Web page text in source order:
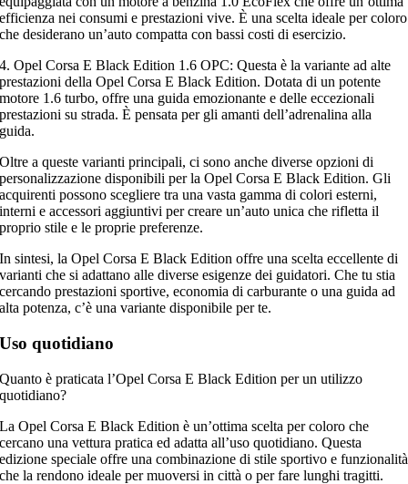
efficienza nei consumi e prestazioni vive. È una scelta ideale per coloro
che desiderano un’auto compatta con bassi costi di esercizio.
4. Opel Corsa E Black Edition 1.6 OPC: Questa è la variante ad alte
prestazioni della Opel Corsa E Black Edition. Dotata di un potente
motore 1.6 turbo, offre una guida emozionante e delle eccezionali
prestazioni su strada. È pensata per gli amanti dell’adrenalina alla
guida.
Oltre a queste varianti principali, ci sono anche diverse opzioni di
personalizzazione disponibili per la Opel Corsa E Black Edition. Gli
acquirenti possono scegliere tra una vasta gamma di colori esterni,
interni e accessori aggiuntivi per creare un’auto unica che rifletta il
proprio stile e le proprie preferenze.
In sintesi, la Opel Corsa E Black Edition offre una scelta eccellente di
varianti che si adattano alle diverse esigenze dei guidatori. Che tu stia
cercando prestazioni sportive, economia di carburante o una guida ad
alta potenza, c’è una variante disponibile per te.
Uso quotidiano
Quanto è praticata l’Opel Corsa E Black Edition per un utilizzo
quotidiano?
La Opel Corsa E Black Edition è un’ottima scelta per coloro che
cercano una vettura pratica ed adatta all’uso quotidiano. Questa
edizione speciale offre una combinazione di stile sportivo e funzionalità
che la rendono ideale per muoversi in città o per fare lunghi tragitti.